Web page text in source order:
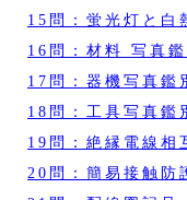
15問：蛍光灯と白
16問：材料 写真鑑
17問：器機写真鑑
18問：工具写真鑑
19問：絶縁電線相
20問：簡易接触防